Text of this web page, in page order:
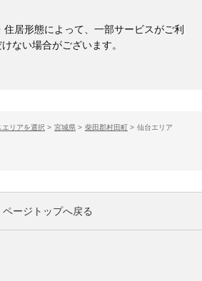
居形態によって、一部サービスがご利
ない場合がございます。
リアを選択 > 宮城県 > 柴田郡村田町 > 仙台エリア
ページトップへ戻る